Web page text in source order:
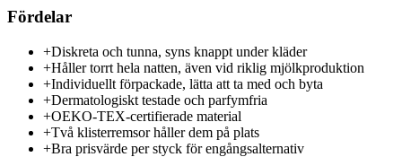
Fördelar
+Diskreta och tunna, syns knappt under kläder
+Håller torrt hela natten, även vid riklig mjölkproduktion
+Individuellt förpackade, lätta att ta med och byta
+Dermatologiskt testade och parfymfria
+OEKO-TEX-certifierade material
+Två klisterremsor håller dem på plats
+Bra prisvärde per styck för engångsalternativ